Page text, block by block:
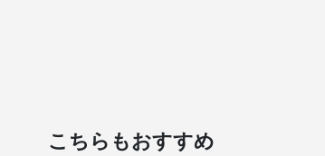
こちらもおすすめ